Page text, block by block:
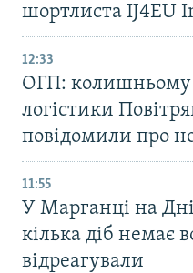
шортлиста IJ4EU
12:33
ОГП: колишньому
логістики
повідомили про
11:55
У Марганці на
кілька діб немає
відреагували